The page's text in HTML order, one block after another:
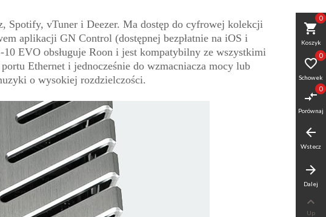
Spotify, vTuner i Deezer. Ma dostęp do cyfrowej kolekcji
aplikacji GN Control (dostępnej bezpłatnie na iOS i
EVO obsługuje Roon i jest kompatybilny ze wszystkimi
Ethernet i jednocześnie do wzmacniacza mocy lub
o wysokiej rozdzielczości.
shopping_cart
Koszyk
0

Schowek
0
compare_arrows
Porównaj
0
arrow_back
Wstecz
arrow_forward
Dalej

Up